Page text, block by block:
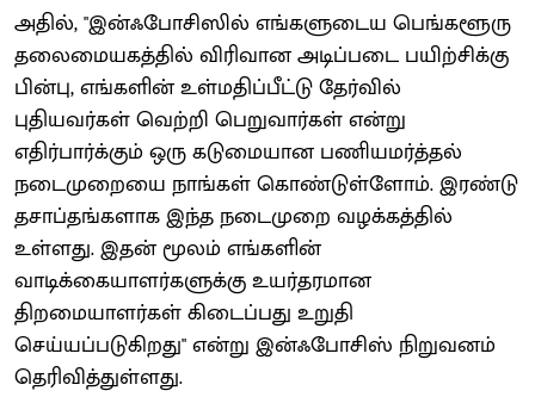
அதில், "இன்ஃபோசிஸில் எங்களுடைய பெங்களூரு
தலைமையகத்தில் விரிவான அடிப்படை பயிற்சிக்கு
பின்பு, எங்களின் உள்மதிப்பீட்டு தேர்வில்
புதியவர்கள் வெற்றி பெறுவார்கள் என்று
எதிர்பார்க்கும் ஒரு கடுமையான பணியமர்த்தல்
நடைமுறையை நாங்கள் கொண்டுள்ளோம். இரண்டு
தசாப்தங்களாக இந்த நடைமுறை வழக்கத்தில்
உள்ளது. இதன் மூலம் எங்களின்
வாடிக்கையாளர்களுக்கு உயர்தரமான
திறமையாளர்கள் கிடைப்பது உறுதி
செய்யப்படுகிறது" என்று இன்ஃபோசிஸ் நிறுவனம்
தெரிவித்துள்ளது.